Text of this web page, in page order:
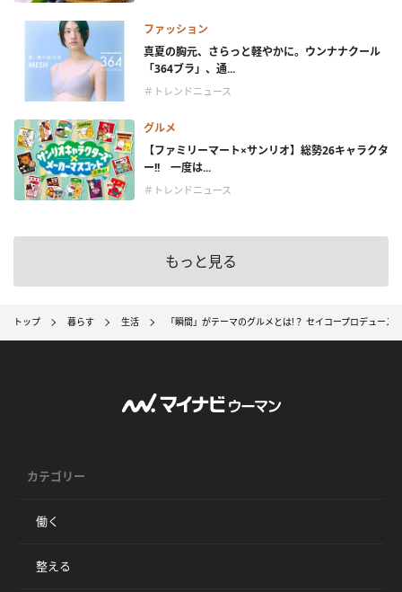
ファッション
真夏の胸元、さらっと軽やかに。ウンナナクール
「364ブラ」、通...
＃トレンドニュース
グルメ
【ファミリーマート×サンリオ】総勢26キャラクタ
ー!! 一度は...
＃トレンドニュース
もっと見る
トップ 暮らす 生活 「瞬間」がテーマのグルメとは!？ セイコープロデュー
カテゴリー
働く
整える